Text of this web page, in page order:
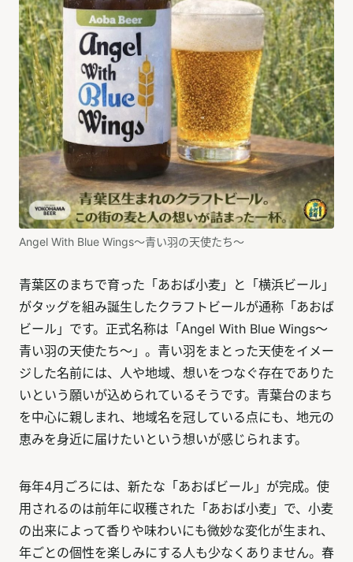
Angel With Blue Wings～青い羽の天使たち～
青葉区のまちで育った「あおば小麦」と「横浜ビール」
がタッグを組み誕生したクラフトビールが通称「あおば
ビール」です。正式名称は「Angel With Blue Wings～
青い羽の天使たち～」。青い羽をまとった天使をイメー
ジした名前には、人や地域、想いをつなぐ存在でありた
いという願いが込められているそうです。青葉台のまち
を中心に親しまれ、地域名を冠している点にも、地元の
恵みを身近に届けたいという想いが感じられます。
毎年4月ごろには、新たな「あおばビール」が完成。使
用されるのは前年に収穫された「あおば小麦」で、小麦
の出来によって香りや味わいにも微妙な変化が生まれ、
年ごとの個性を楽しみにする人も少なくありません。春